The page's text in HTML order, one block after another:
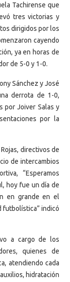
Tachirense que
tres victorias y
dirigidos por los
cayendo
ya en horas de
de 5-0 y 1-0.
Sánchez y José
derrota de 1-0,
por Joiver Salas y
por la
directivos de
de intercambios
“Esperamos
hoy fue un día de
en grande en el
futbolística” indicó
a cargo de los
quienes de
atendiendo cada
hidratación